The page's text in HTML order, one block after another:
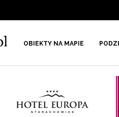
OBIEKTY NA MAPIE